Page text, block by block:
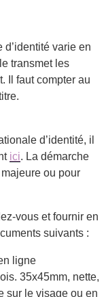
d’identité varie en
transmet les
Il faut compter au
d’identité, il
ici. La démarche
ou pour
vous et fournir en
suivants :
ligne
35x45mm, nette,
sur le visage ou en